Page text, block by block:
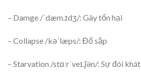
– Damge /ˈdæm.ɪdʒ/: Gây tổn hại
– Collapse /kəˈlæps/: Đổ sập
– Starvation /stɑːrˈveɪ.ʃən/: Sự đói khát